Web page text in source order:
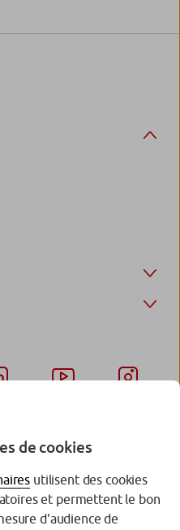
de cookies
utilisent des cookies
et permettent le bon
d'audience de